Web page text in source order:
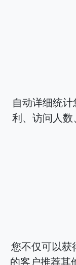
自动详细统
利、访问人
您不仅可以获
的客户推荐其